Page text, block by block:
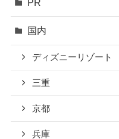
PR
国内
ディズニーリゾート
三重
京都
兵庫